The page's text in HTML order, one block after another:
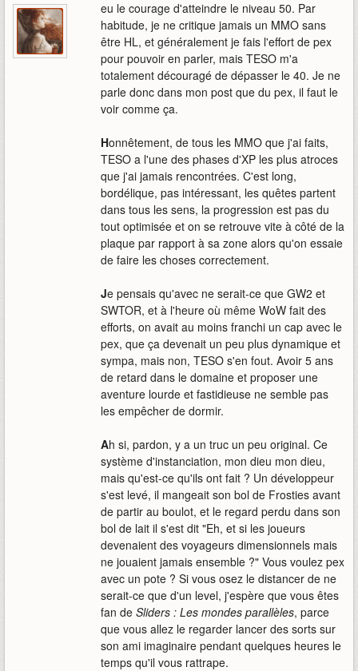
eu le courage d'atteindre le niveau 50. Par
habitude, je ne critique jamais un MMO sans
être HL, et généralement je fais l'effort de pex
pour pouvoir en parler, mais TESO m'a
totalement découragé de dépasser le 40. Je ne
parle donc dans mon post que du pex, il faut le
voir comme ça.
Honnêtement, de tous les MMO que j'ai faits,
TESO a l'une des phases d'XP les plus atroces
que j'ai jamais rencontrées. C'est long,
bordélique, pas intéressant, les quêtes partent
dans tous les sens, la progression est pas du
tout optimisée et on se retrouve vite à côté de la
plaque par rapport à sa zone alors qu'on essaie
de faire les choses correctement.
Je pensais qu'avec ne serait-ce que GW2 et
SWTOR, et à l'heure où même WoW fait des
efforts, on avait au moins franchi un cap avec le
pex, que ça devenait un peu plus dynamique et
sympa, mais non, TESO s'en fout. Avoir 5 ans
de retard dans le domaine et proposer une
aventure lourde et fastidieuse ne semble pas
les empêcher de dormir.
Ah si, pardon, y a un truc un peu original. Ce
système d'instanciation, mon dieu mon dieu,
mais qu'est-ce qu'ils ont fait ? Un développeur
s'est levé, il mangeait son bol de Frosties avant
de partir au boulot, et le regard perdu dans son
bol de lait il s'est dit "Eh, et si les joueurs
devenaient des voyageurs dimensionnels mais
ne jouaient jamais ensemble ?" Vous voulez pex
avec un pote ? Si vous osez le distancer de ne
serait-ce que d'un level, j'espère que vous êtes
fan de Sliders : Les mondes parallèles, parce
que vous allez le regarder lancer des sorts sur
son ami imaginaire pendant quelques heures le
temps qu'il vous rattrape.